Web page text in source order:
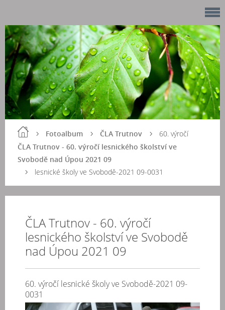
Fotoalbum
ČLA Trutnov
ČLA Trutnov - 60. výročí lesnického školství ve
Svobodě nad Úpou 2021 09
60. výročí
lesnické školy ve Svobodě-2021 09-0031
ČLA Trutnov - 60. výročí
lesnického školství ve Svobodě
nad Úpou 2021 09
60. výročí lesnické školy ve Svobodě-2021 09-
0031